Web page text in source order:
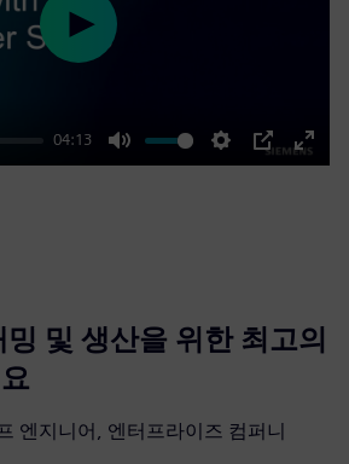
04:13
Mute Settings
PIP
Enter
Play
및 생산을 위한 최고의
엔지니어, 엔터프라이즈 컴퍼니